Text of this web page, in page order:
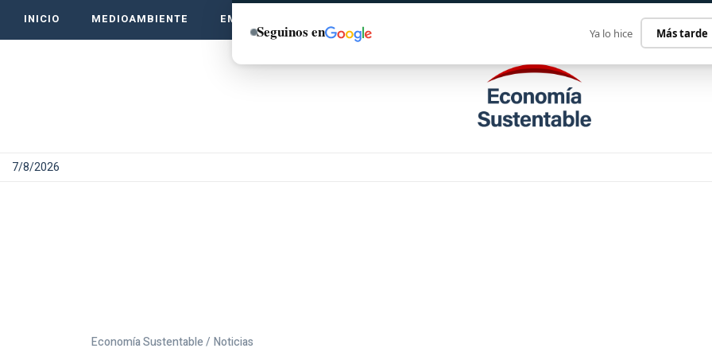
INICIO MEDIOAMBIENTE EMPRENDE VERDE
7/8/2026
Economía Sustentable / Noticias
Seguinos en Ya lo hice Más tarde